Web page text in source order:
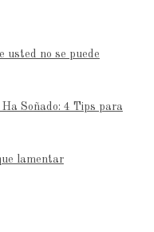
usted no se puede
Ha Soñado: 4 Tips para
lamentar